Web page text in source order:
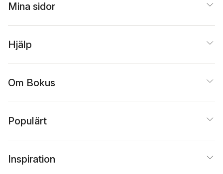
Mina sidor
Hjälp
Om Bokus
Populärt
Inspiration